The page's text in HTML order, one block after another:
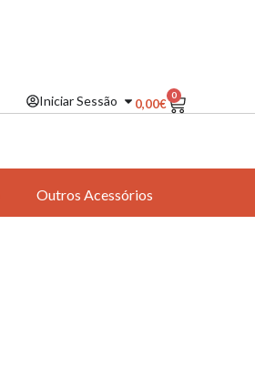
Iniciar Sessão 0,00€
0
Outros Acessórios